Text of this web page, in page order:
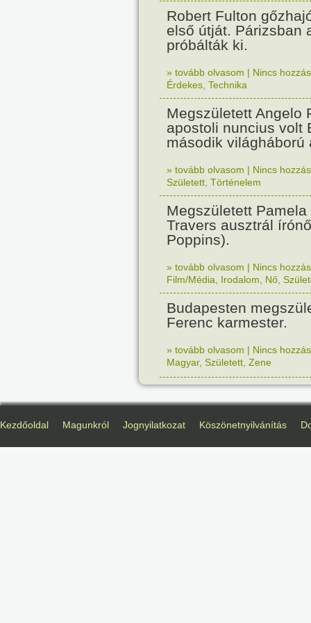
Robert Fulton
első útját. Párizsban
próbálták ki.
» tovább olvasom | Nincs
Érdekes Technika
Megszületett Angelo
apostoli nuncius volt
második világháború
» tovább olvasom | Nincs
Született Történelem
Megszületett Pamela
Travers ausztrál
Poppins).
» tovább olvasom | Nincs
Film/Média
Irodalom Nő
Budapesten
Ferenc karmester.
» tovább olvasom | Nincs
Magyar, Született Zene
Kezdőoldal Magunkról Jognyilatkozat Köszönetnyilvánítás